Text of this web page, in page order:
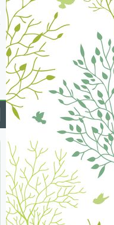
март апрель